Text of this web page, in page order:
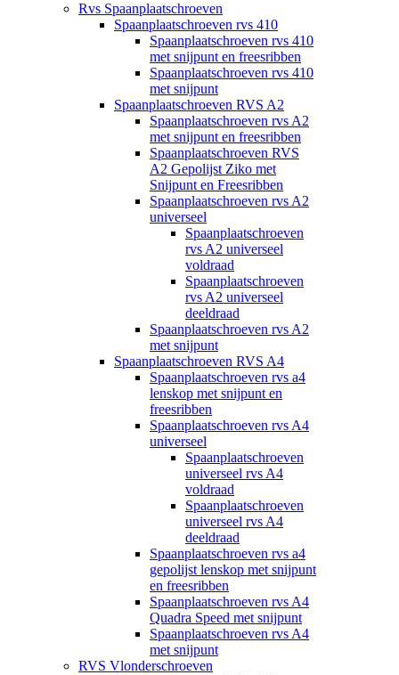
Rvs Spaanplaatschroeven
Spaanplaatschroeven rvs 410
Spaanplaatschroeven rvs 410
met snijpunt en freesribben
Spaanplaatschroeven rvs 410
met snijpunt
Spaanplaatschroeven RVS A2
Spaanplaatschroeven rvs A2
met snijpunt en freesribben
Spaanplaatschroeven RVS
A2 Gepolijst Ziko met
Snijpunt en Freesribben
Spaanplaatschroeven rvs A2
universeel
Spaanplaatschroeven
rvs A2 universeel
voldraad
Spaanplaatschroeven
rvs A2 universeel
deeldraad
Spaanplaatschroeven rvs A2
met snijpunt
Spaanplaatschroeven RVS A4
Spaanplaatschroeven rvs a4
lenskop met snijpunt en
freesribben
Spaanplaatschroeven rvs A4
universeel
Spaanplaatschroeven
universeel rvs A4
voldraad
Spaanplaatschroeven
universeel rvs A4
deeldraad
Spaanplaatschroeven rvs a4
gepolijst lenskop met snijpunt
en freesribben
Spaanplaatschroeven rvs A4
Quadra Speed met snijpunt
Spaanplaatschroeven rvs A4
met snijpunt
RVS Vlonderschroeven